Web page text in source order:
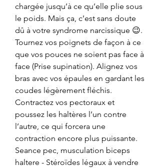
chargée jusqu’à ce qu’elle plie sous
le poids. Mais ça, c’est sans doute
dû à votre syndrome narcissique 😉.
Tournez vos poignets de façon à ce
que vos pouces ne soient pas face à
face (Prise supination). Alignez vos
bras avec vos épaules en gardant les
coudes légèrement fléchis.
Contractez vos pectoraux et
poussez les haltères l’un contre
l’autre, ce qui forcera une
contraction encore plus puissante.
Seance pec, musculation biceps
haltere - Stéroïdes légaux à vendre